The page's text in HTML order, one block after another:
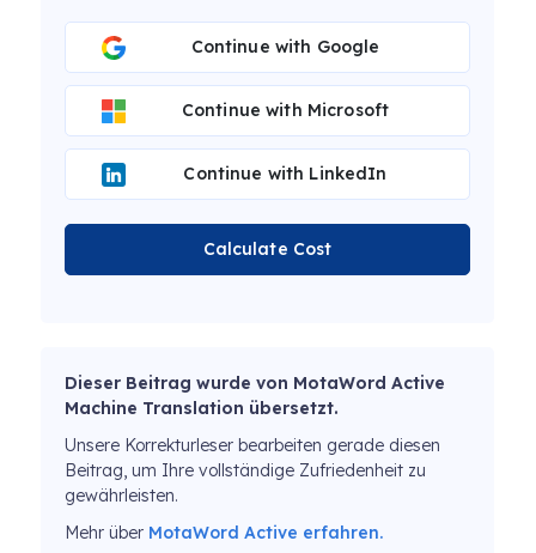
Continue with Google
Continue with Microsoft
Continue with LinkedIn
Calculate Cost
Dieser Beitrag wurde von MotaWord Active
Machine Translation übersetzt.
Unsere Korrekturleser bearbeiten gerade diesen
Beitrag, um Ihre vollständige Zufriedenheit zu
gewährleisten.
Mehr über MotaWord Active erfahren.